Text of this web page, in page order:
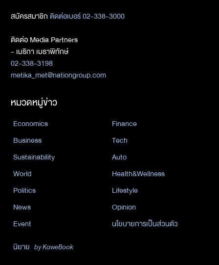
สมัครสมาชิกติดต่อเบอร์ 02-338-3000
ติดต่อ Media Partners
- เมธิกา เมธาพิทักษ์
02-338-3198
metika_met@nationgroup.com
หมวดหมู่ข่าว
Economics
Finance
Business
Tech
Sustainability
Auto
World
Health&Wellness
Politics
Lifestyle
News
Opinion
Event
นโยบายการเป็นส่วนตัว
นิยาย by KaweBook